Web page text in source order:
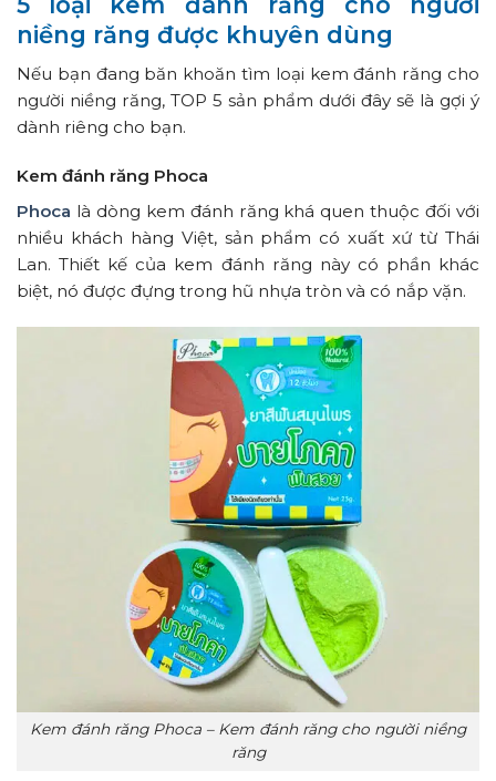
niềng răng được khuyên dùng
Nếu bạn đang băn khoăn tìm loại kem đánh răng cho
người niềng răng, TOP 5 sản phẩm dưới đây sẽ là gợi ý
dành riêng cho bạn.
Kem đánh răng Phoca
Phoca là dòng kem đánh răng khá quen thuộc đối với
nhiều khách hàng Việt, sản phẩm có xuất xứ từ Thái
Lan. Thiết kế của kem đánh răng này có phần khác
biệt, nó được đựng trong hũ nhựa tròn và có nắp vặn.
Kem đánh răng Phoca – Kem đánh răng cho người niềng
răng